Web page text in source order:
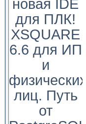
новая IDE
для ПЛК!
XSQUARE
6.6 для ИП
и
физических
лиц. Путь
от